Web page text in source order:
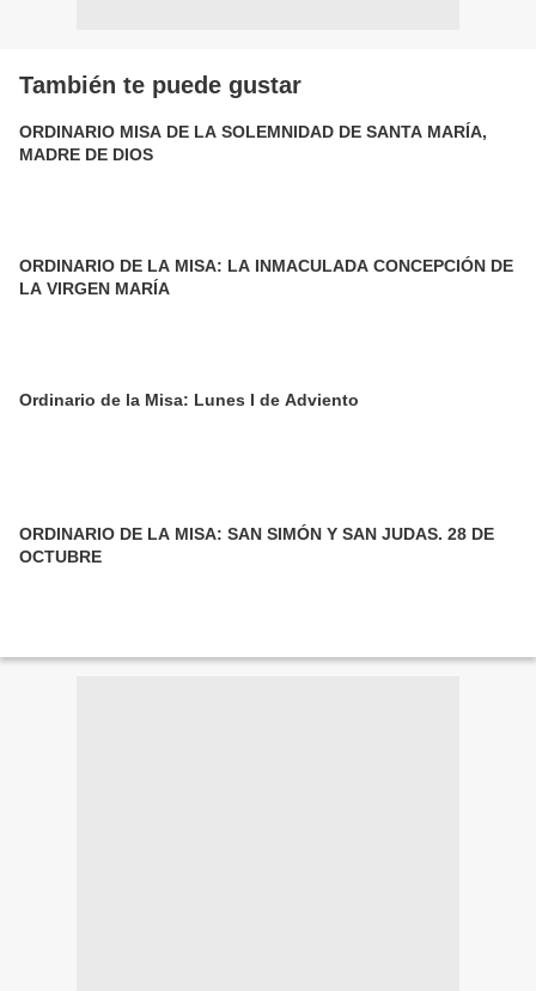
También te puede gustar
ORDINARIO MISA DE LA SOLEMNIDAD DE SANTA MARÍA,
MADRE DE DIOS
ORDINARIO DE LA MISA: LA INMACULADA CONCEPCIÓN DE
LA VIRGEN MARÍA
Ordinario de la Misa: Lunes I de Adviento
ORDINARIO DE LA MISA: SAN SIMÓN Y SAN JUDAS. 28 DE
OCTUBRE